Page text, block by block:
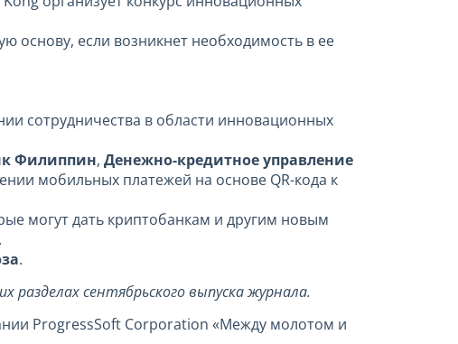
основу, если возникнет необходимость в ее
сотрудничества в области инновационных
Филиппин, Денежно-кредитное управление
мобильных платежей на основе QR-кода к
могут дать криптобанкам и другим новым
.
сентябрьского выпуска журнала.
ProgressSoft Corporation «Между молотом и